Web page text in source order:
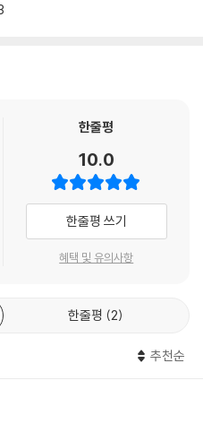
한줄평
10.0
한줄평 쓰기
혜택 및 유의사항
한줄평 2
추천순